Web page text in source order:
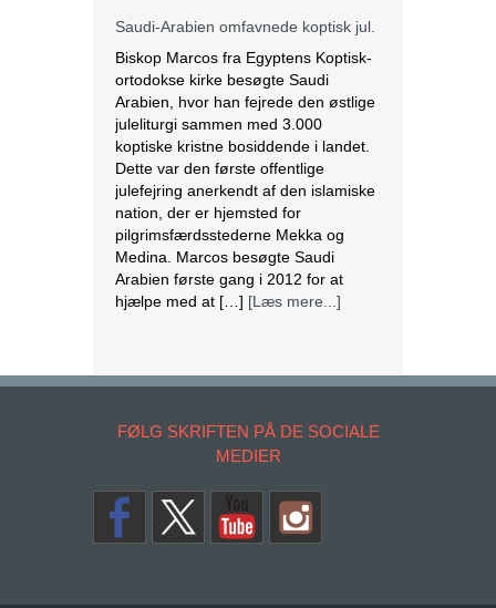
Saudi-Arabien omfavnede koptisk jul.
Biskop Marcos fra Egyptens Koptisk-
ortodokse kirke besøgte Saudi
Arabien, hvor han fejrede den østlige
juleliturgi sammen med 3.000
koptiske kristne bosiddende i landet.
Dette var den første offentlige
julefejring anerkendt af den islamiske
nation, der er hjemsted for
pilgrimsfærdsstederne Mekka og
Medina. Marcos besøgte Saudi
Arabien første gang i 2012 for at
hjælpe med at […] [Læs mere...]
efter lovændring
par af samme køn har fundet sted
tirsdag. Det skriver BBC. Dermed er
centralamerikanske land, der tillader
homoseksuelle par at gifte sig. Det
lesbiske par Alexandra Quiros og
FØLG SKRIFTEN PÅ DE SOCIALE
MEDIER